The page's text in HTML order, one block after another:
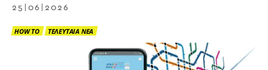
25|06|2026
HOW TO ΤΕΛΕΥΤΑΙΑ ΝΕΑ